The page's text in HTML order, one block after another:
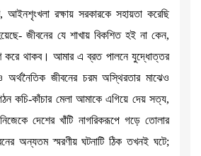
আইনশৃংখলা রক্ষায় সরকারকে সহায়তা করেছি
জীবনের যে শাখায় বিকশিত হই না কেন,
করে থাকব। আমার এ ব্রত পালনে যুদ্ধোত্তর
অর্থনৈতিক জীবনের চরম অস্থিরতার মাঝেও
কচি-কাঁচার মেলা আমাকে এগিয়ে দেয় সত্য,
দেশের খাঁটি নাগরিকরূপে গড়ে তোলার
অন্যতম স্মরণীয় ঘটনাটি ঠিক তখনই ঘটে;